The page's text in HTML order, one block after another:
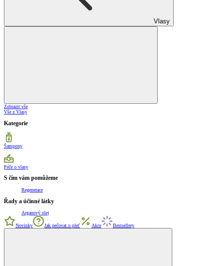
Vlasy
Zobrazit vše
Vše z Vlasy
Kategorie
Šampony
Péče o vlasy
S čím vám pomůžeme
Regenerace
Řady a účinné látky
Arganový olej
Novinky Jak pečovat o pleť Akce Bestsellery